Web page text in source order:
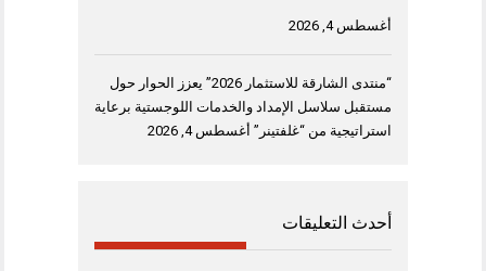
أغسطس 4, 2026
“منتدى الشارقة للاستثمار 2026” يعزز الحوار حول
مستقبل سلاسل الإمداد والخدمات اللوجستية برعاية
استراتيجية من “غلفتينر” أغسطس 4, 2026
أحدث التعليقات